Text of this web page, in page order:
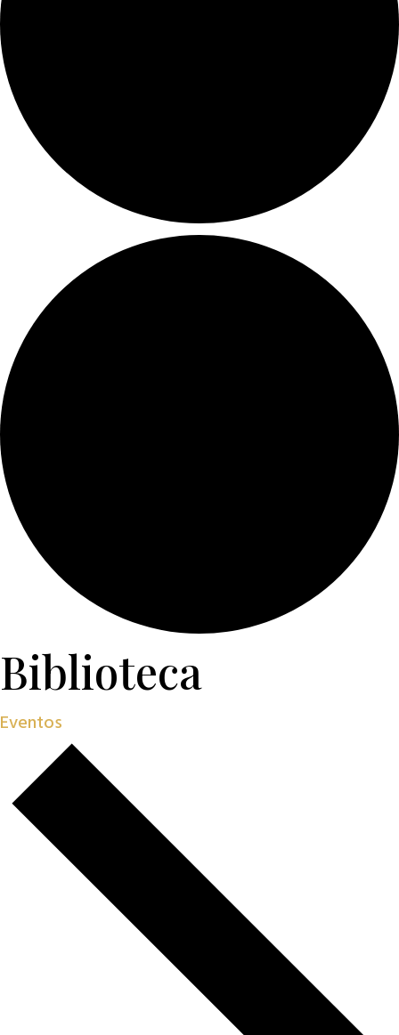
Biblioteca
Eventos